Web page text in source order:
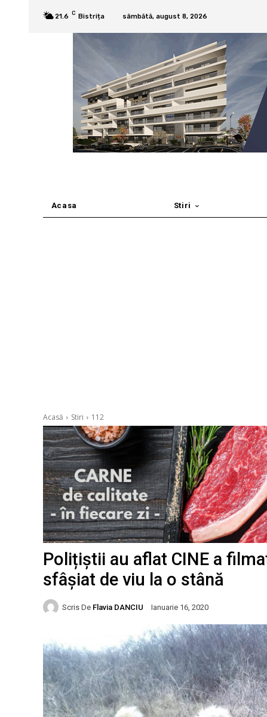
21.6 C Bistrița sâmbătă, august 8, 2026
Acasa Stiri
Acasă Stiri 112
Polițiștii au aflat CINE a
sfâșiat de viu la o stână
Scris De Flavia DANCIU Ianuarie 16, 2020